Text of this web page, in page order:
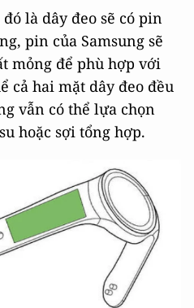
là dây đeo sẽ có pin
pin của Samsung sẽ
mỏng để phù hợp với
cả hai mặt dây đeo đều
vẫn có thể lựa chọn
hoặc sợi tổng hợp.